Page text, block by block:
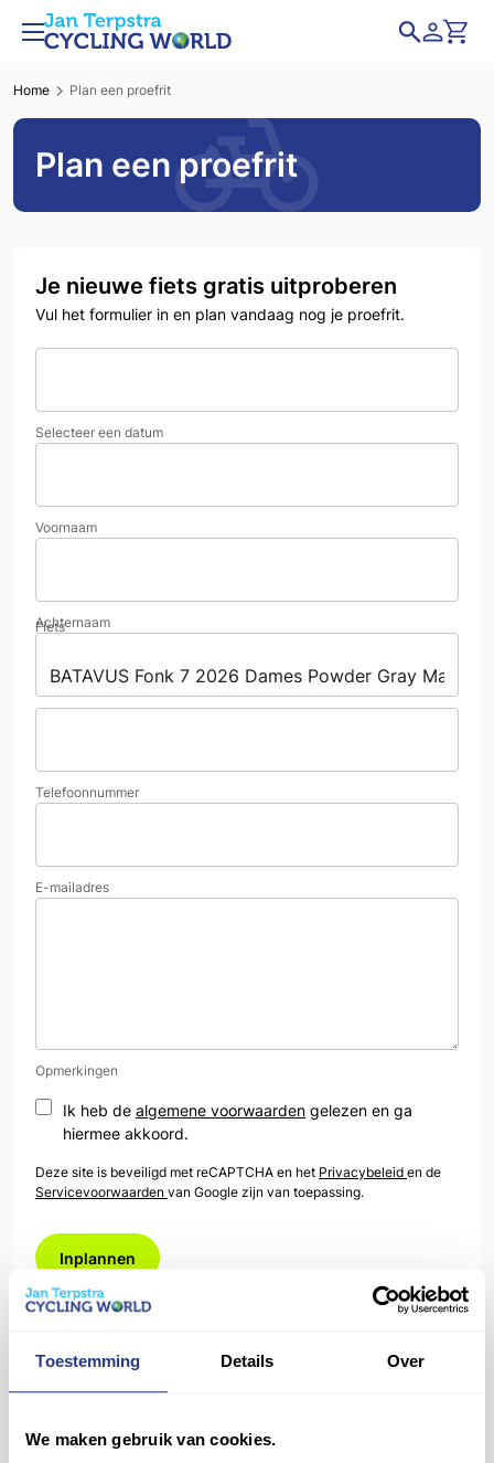
Toestemming Details Over
We maken gebruik van cookies.
Home Plan een proefrit
Plan een proefrit
Je nieuwe fiets gratis uitproberen
Vul het formulier in en plan vandaag nog je proefrit.
Selecteer een datum
Voornaam
Achternaam
Fiets
Telefoonnummer
E-mailadres
Opmerkingen
Ik heb de algemene voorwaarden gelezen en ga
hiermee akkoord.
Deze site is beveiligd met reCAPTCHA en het Privacybeleid en de
Servicevoorwaarden van Google zijn van toepassing.
Jan Terpstra Cycling World
Verlengde Schrans 150,
leeuwarden@cyclingworld.nl